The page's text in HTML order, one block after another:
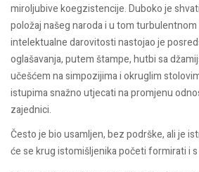
miroljubive koegzistencije. Duboko je
položaj našeg naroda i u tom
intelektualne darovitosti nastojao je
oglašavanja, putem štampe, hutbi sa
učešćem na simpozijima i okruglim
istupima snažno utjecati na promjenu
zajednici.
Često je bio usamljen, bez podrške, ali je
će se krug istomišljenika početi formirati i